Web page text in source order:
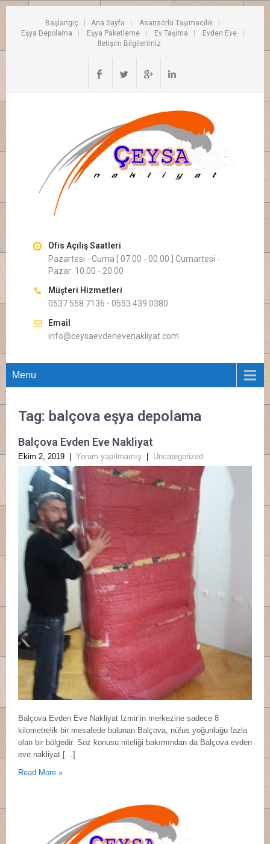
Başlangıç Ana Sayfa
Asansörlü Taşımacılık
Eşya Depolama
Eşya Paketleme Ev Taşıma
Evden Eve
İletişim Bilgilerimiz
Ofis Açılış Saatleri
Pazartesi - Cuma [ 07:00 - 00.00 ] Cumartesi -
Pazar: 10.00 - 20.00
Müşteri Hizmetleri
0537 558 7136 - 0553 439 0380
Email
info@ceysaevdenevenakliyat.com
Menu
Tag: balçova eşya depolama
Balçova Evden Eve Nakliyat
Ekim 2, 2019 Yorum yapılmamış Uncategorized
Balçova Evden Eve Nakliyat İzmir’in merkezine sadece 8
kilometrelik bir mesafede bulunan Balçova, nüfus yoğunluğu fazla
olan bir bölgedir. Söz konusu niteliği bakımından da Balçova evden
eve nakliyat […]
Read More »